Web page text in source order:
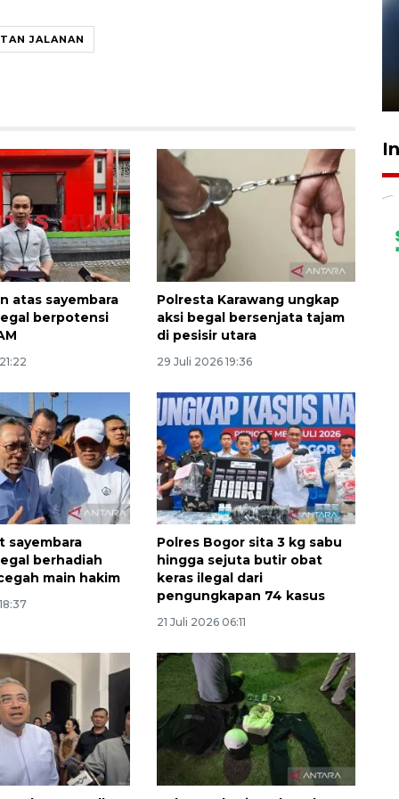
JALANAN
atas sayembara
berpotensi
Polresta Karawang ungkap
aksi begal bersenjata tajam
di pesisir utara
29 Juli 2026 19:36
sayembara
berhadiah
main hakim
Polres Bogor sita 3 kg sabu
hingga sejuta butir obat
keras ilegal dari
pengungkapan 74 kasus
21 Juli 2026 06:11
132 ribu keluarga graduasi dari
kemiskinan
2026-08-07 06:45:00